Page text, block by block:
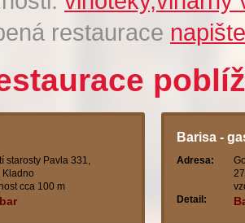
restaurace
starosty Pavla 331,
Kladno
cca 100 m
Barisa -
Adresa:
Detail: